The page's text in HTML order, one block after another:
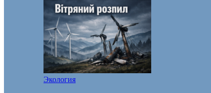
Экология